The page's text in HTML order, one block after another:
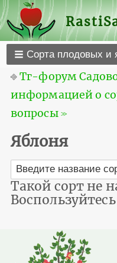
Сорта плодовых и
⎆Тг-форум
информацией о
вопросы ≫
Яблоня
Такой сорт не